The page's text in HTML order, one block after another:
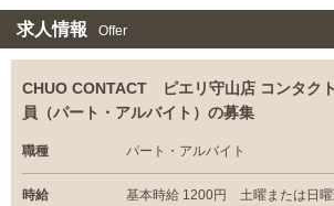
求人情報 Offer
CHUO CONTACT ピエリ守山店 コンタク
員（パート・アルバイト）の募集
職種 パート・アルバイト
時給
基本時給 1200円 土曜または日